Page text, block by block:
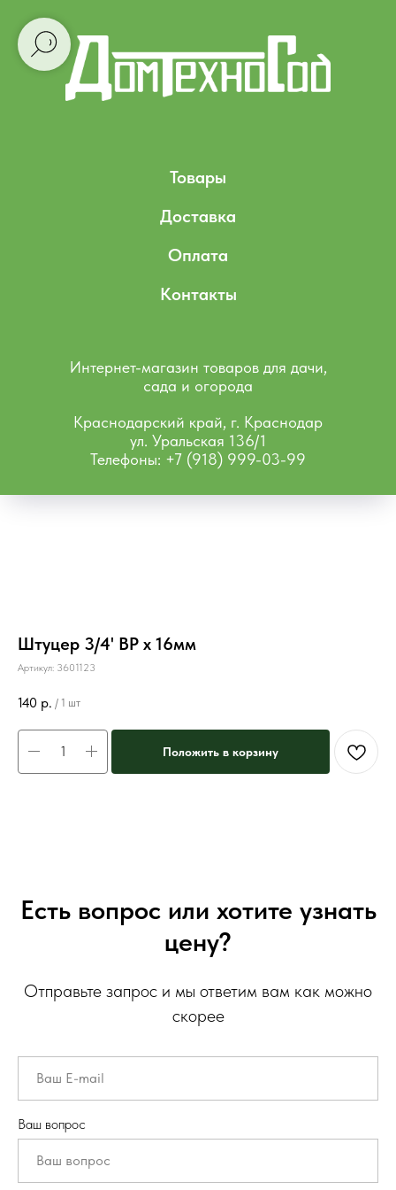
Товары
Доставка
Оплата
Контакты
Интернет-магазин товаров для дачи,
сада и огорода
Краснодарский край, г. Краснодар
ул. Уральская 136/1
Телефоны: +7 (918) 999-03-99
Штуцер 3/4' ВР х 16мм
Артикул: 3601123
140 р. / 1 шт
Положить в корзину
Есть вопрос или хотите узнать
цену?
Отправьте запрос и мы ответим вам как можно
скорее
Ваш вопрос